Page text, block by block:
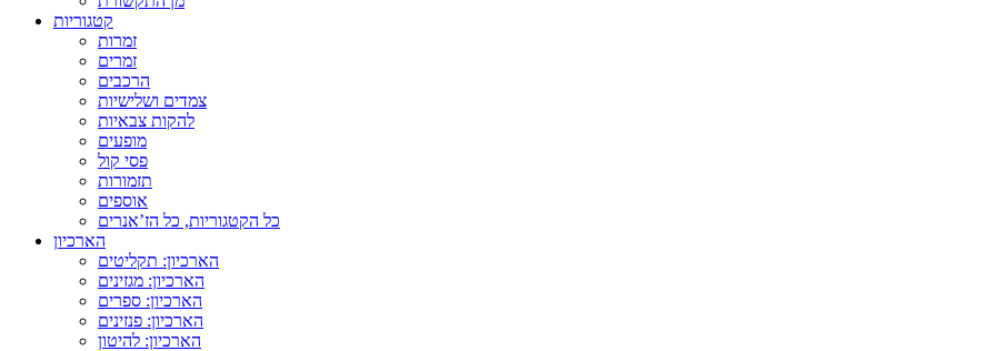
קטגוריות
זמרות
זמרים
הרכבים
צמדים ושלישיות
להקות צבאיות
מופעים
פסי קול
תזמורות
אוספים
כל הקטגוריות, כל הז’אנרים
הארכיון
הארכיון: תקליטים
הארכיון: מגזינים
הארכיון: ספרים
הארכיון: פנזינים
הארכיון: להיטון